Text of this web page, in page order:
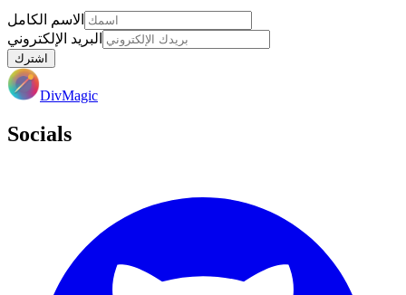
الاسم الكامل
البريد الإلكتروني
اشترك
DivMagic
Socials